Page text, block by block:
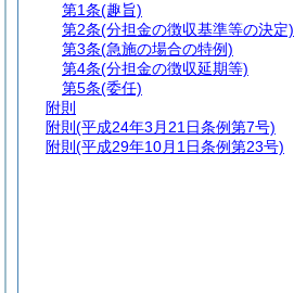
第1条(趣旨)
第2条(分担金の徴収基準等の決定)
第3条(急施の場合の特例)
第4条(分担金の徴収延期等)
第5条(委任)
附則
附則 (平成24年3月21日条例第7号)
附則 (平成29年10月1日条例第23号)